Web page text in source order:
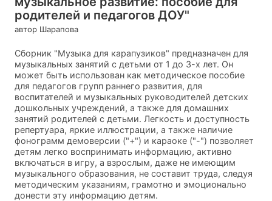
родителей и педагогов ДОУ"
автор Шарапова
Сборник "Музыка для карапузиков" предназначен для
музыкальных занятий с детьми от 1 до 3-х лет. Он
может быть использован как методическое пособие
для педагогов групп раннего развития, для
воспитателей и музыкальных руководителей детских
дошкольных учреждений, а также для домашних
занятий родителей с детьми. Легкость и доступность
репертуара, яркие иллюстрации, а также наличие
фонограмм демоверсии ("+") и караоке ("-") позволяет
детям легко воспринимать информацию, активно
включаться в игру, а взрослым, даже не имеющим
музыкального образования, не составит труда, следуя
методическим указаниям, грамотно и эмоционально
донести эту информацию детям.